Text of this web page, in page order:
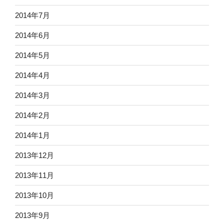
2014年7月
2014年6月
2014年5月
2014年4月
2014年3月
2014年2月
2014年1月
2013年12月
2013年11月
2013年10月
2013年9月